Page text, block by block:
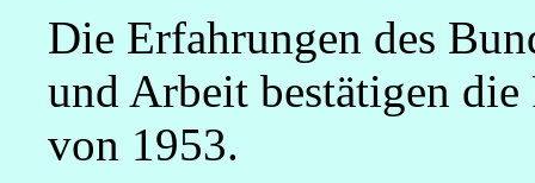
Die Erfahrungen des
und Arbeit bestätigen
von 1953.